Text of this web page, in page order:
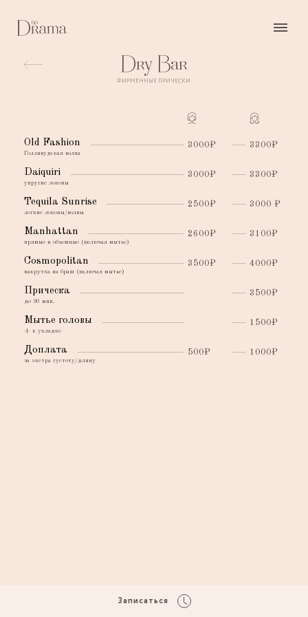
Записаться
Dry Bar
ФИРМЕННЫЕ ПРИЧЕСКИ
Old Fashion
Голливудская волна
3000₽ 3300₽
Daiquiri
упругие локоны
3000₽ 3300₽
Tequila Sunrise
легкие локоны/волны
2500₽ 3000 ₽
Manhattan
прямые и объемные (включая мытье)
2600₽ 3100₽
Cosmopolitan
накрутка на браш (включая мытье)
3500₽ 4000₽
Прическа
до 90 мин.
3500₽
Мытье головы
+ к укладке
1500₽
Доплата
за экстра густоту/длину
500₽ 1000₽